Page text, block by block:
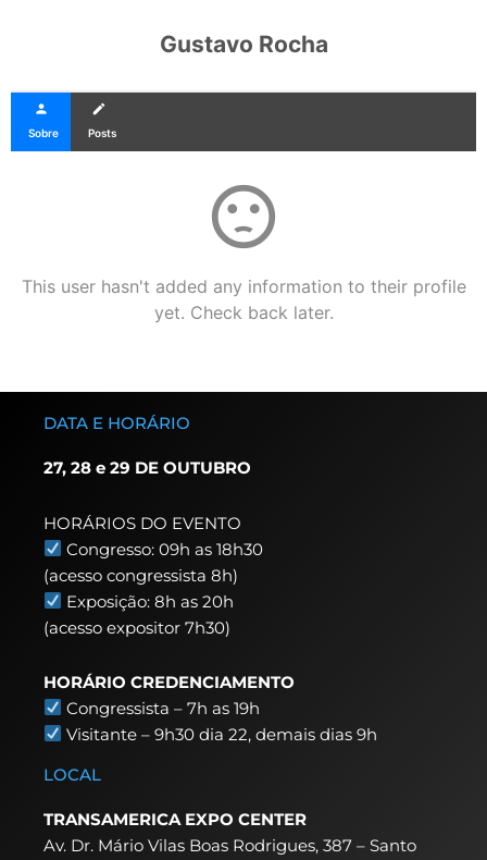
Gustavo Rocha
person
Sobre
create
Posts
sentiment_dissatisfied
This user hasn't added any information to their profile
yet. Check back later.
DATA E HORÁRIO
27, 28 e 29 DE OUTUBRO
HORÁRIOS DO EVENTO
Congresso: 09h as 18h30
(acesso congressista 8h)
Exposição: 8h as 20h
(acesso expositor 7h30)
HORÁRIO CREDENCIAMENTO
Congressista – 7h as 19h
Visitante – 9h30 dia 22,demais dias 9h
LOCAL
TRANSAMERICA EXPO CENTER
Av. Dr. Mário Vilas Boas Rodrigues, 387 – Santo